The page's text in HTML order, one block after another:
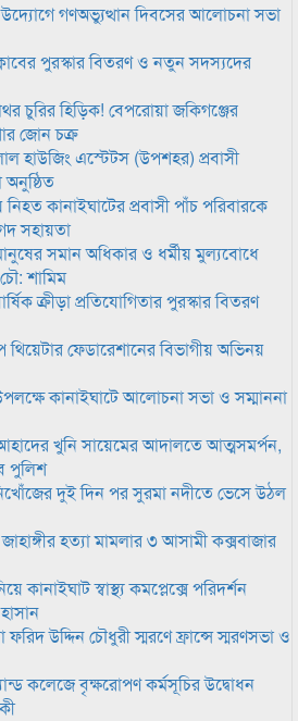
উদ্যোগে গণঅভ্যুত্থান দিবসের আলোচনা সভা
পুরস্কার বিতরণ ও নতুন সদস্যদের
চুরির হিড়িক! বেপরোয়া জকিগঞ্জের
জোন চক্র
হাউজিং এস্টেটস (উপশহর) প্রবাসী
কানাইঘাটের প্রবাসী পাঁচ পরিবারকে
সহায়তা
সমান অধিকার ও ধর্মীয় মুল্যবোধে
শামিম
ক্রীড়া প্রতিযোগিতার পুরস্কার বিতরণ
থিয়েটার ফেডারেশানের বিভাগীয় অভিনয়
কানাইঘাটে আলোচনা সভা ও সম্মাননা
খুনি সায়েমের আদালতে আত্মসমর্পন,
পুলিশ
দুই দিন পর সুরমা নদীতে ভেসে উঠল
হত্যা মামলার ৩ আসামী কক্সবাজার
কানাইঘাট স্বাস্থ্য কমপ্লেক্সে পরিদর্শন
উদ্দিন চৌধুরী স্মরণে ফ্রান্সে স্মরণসভা ও
কলেজে বৃক্ষরোপণ কর্মসূচির উদ্বোধন